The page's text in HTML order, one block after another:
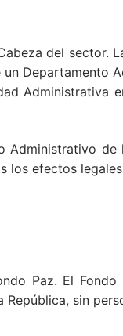
del sector.
un Departamento
Administrativa
Administrativo de
los efectos
Paz. El
República, sin